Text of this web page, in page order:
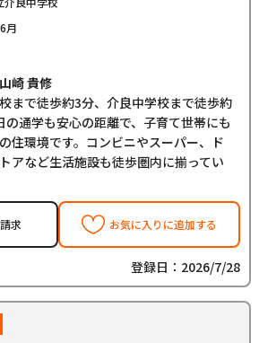
月
崎 貴修
まで徒歩約3分、介良中学校まで徒歩約
の通学も安心の距離で、子育て世帯にも
住環境です。コンビニやスーパー、ド
アなど生活施設も徒歩圏内に揃ってい
求 お気に入りに追加する
登録日：2026/7/28